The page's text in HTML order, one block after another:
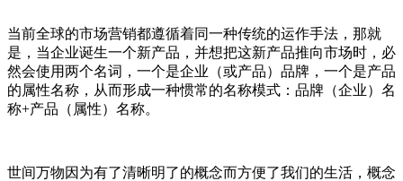
当前全球的市场营销都遵循着同一种传统的运作手法，那就
是，当企业诞生一个新产品，并想把这新产品推向市场时，必
然会使用两个名词，一个是企业（或产品）品牌，一个是产品
的属性名称，从而形成一种惯常的名称模式：品牌（企业）名
称+产品（属性）名称。
世间万物因为有了清晰明了的概念而方便了我们的生活，概念